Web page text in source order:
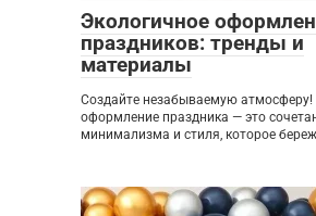
Экологичное
праздников: тренды и
материалы
Создайте незабываемую атмосферу!
оформление праздника — это
минимализма и стиля, которое